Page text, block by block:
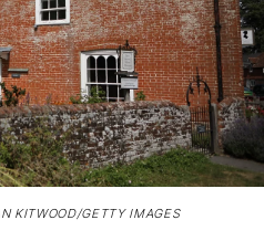
KITWOOD/GETTY IMAGES